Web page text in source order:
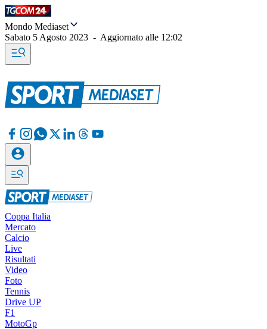
Mondo Mediaset
Sabato 5 Agosto 2023 - Aggiornato alle 12:02
Coppa Italia
Mercato
Calcio
Live
Risultati
Video
Foto
Tennis
Drive UP
F1
MotoGp